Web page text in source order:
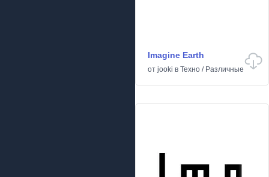
Imagine Earth
от jooki в Техно / Различные